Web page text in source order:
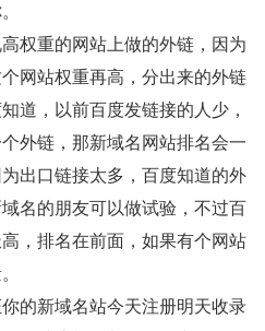
重的网站上做的外链，因为
网站权重再高，分出来的外链
道，以前百度发链接的人少，
外链，那新域名网站排名会一
出口链接太多，百度知道的外
名的朋友可以做试验，不过百
，排名在前面，如果有个网站
新域名站今天注册明天收录